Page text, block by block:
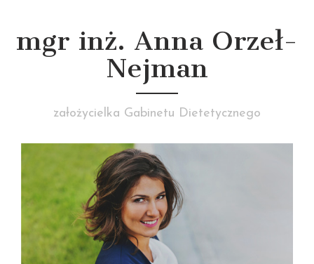
mgr inż. Anna Orzeł-
Nejman
założycielka Gabinetu Dietetycznego